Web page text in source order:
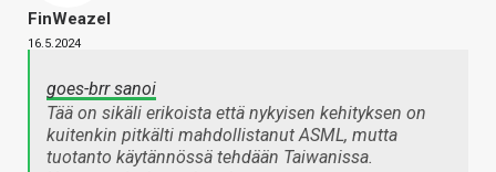
FinWeazel
16.5.2024
goes-brr sanoi
Tää on sikäli erikoista että nykyisen kehityksen on
kuitenkin pitkälti mahdollistanut ASML, mutta
tuotanto käytännössä tehdään Taiwanissa.